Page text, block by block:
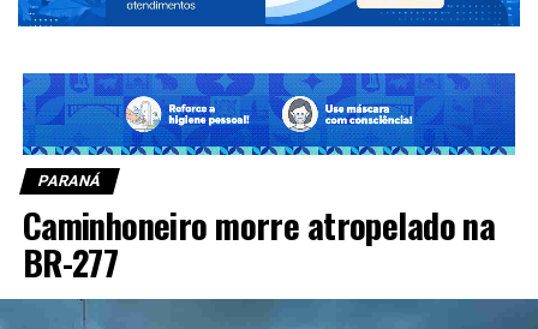
PARANÁ
Caminhoneiro morre atropelado na
BR-277